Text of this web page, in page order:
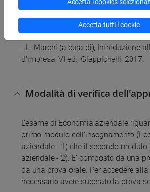
2017
- R. Di Pietra, G. Ianniello, A. Paris, Il
d'impresa, Cedam, 2017.
- L. Marchi (a cura di), Introduzione
d'impresa, VI ed., Giappichelli, 2017.
Modalità di verifica
L'esame di Economia aziendale
primo modulo dell'insegnamento
aziendale - 1) che il secondo modulo
aziendale - 2). E' composto da una
da una prova orale. Per accedere
necessario avere superato la prova
Accetta i cookies
Accetta tutti i cookie